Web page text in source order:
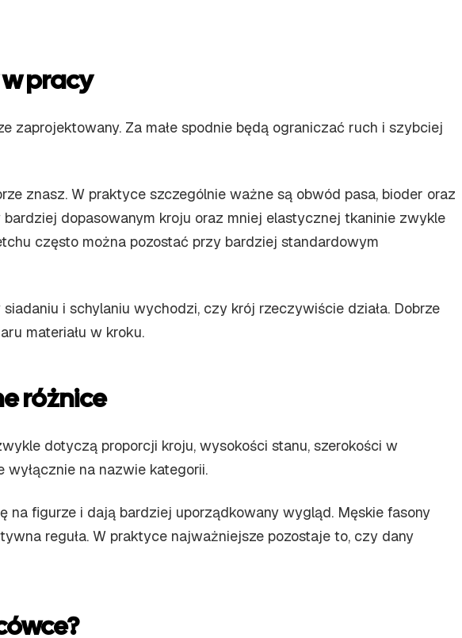
pracy
Za małe spodnie będą ograniczać ruch i szybciej
znasz. W praktyce szczególnie ważne są obwód pasa, bioder oraz
dopasowanym kroju oraz mniej elastycznej tkaninie zwykle
często można pozostać przy bardziej standardowym
i schylaniu wychodzi, czy krój rzeczywiście działa. Dobrze
materiału w kroku.
różnice
dotyczą proporcji kroju, wysokości stanu, szerokości w
na nazwie kategorii.
na figurze i dają bardziej uporządkowany wygląd. Męskie fasony
reguła. W praktyce najważniejsze pozostaje to, czy dany